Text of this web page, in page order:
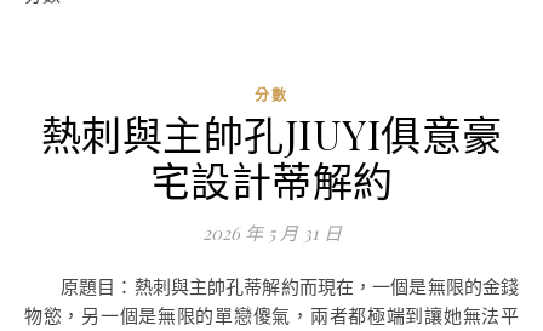
分數
熱刺與主帥孔JIUYI俱意豪
宅設計蒂解約
2026 年 5 月 31 日
原題目：熱刺與主帥孔蒂解約而現在，一個是無限的金錢
物慾，另一個是無限的單戀傻氣，兩者都極端到讓她無法平